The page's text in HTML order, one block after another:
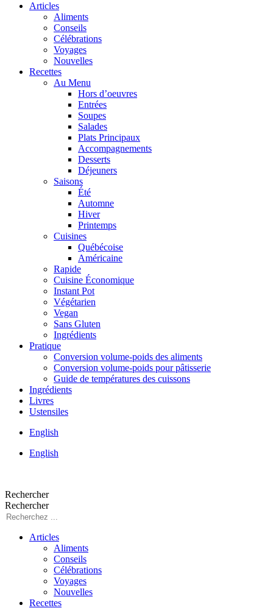
Articles
Aliments
Conseils
Célébrations
Voyages
Nouvelles
Recettes
Au Menu
Hors d’oeuvres
Entrées
Soupes
Salades
Plats Principaux
Accompagnements
Desserts
Déjeuners
Saisons
Été
Automne
Hiver
Printemps
Cuisines
Québécoise
Américaine
Rapide
Cuisine Économique
Instant Pot
Végétarien
Vegan
Sans Gluten
Ingrédients
Pratique
Conversion volume-poids des aliments
Conversion volume-poids pour pâtisserie
Guide de températures des cuissons
Ingrédients
Livres
Ustensiles
English
English
Rechercher
Rechercher
Articles
Aliments
Conseils
Célébrations
Voyages
Nouvelles
Recettes